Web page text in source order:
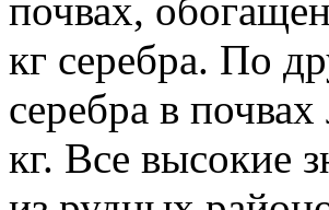
почвах,
кг серебра. По
серебра в
кг. Все высокие